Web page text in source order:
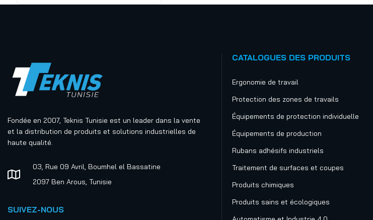
accessoires de dosages
de Travail
Ionisation et
Lean manufacturing et
management visuel
Outils et Équipements
Sièges et reposes pieds
Fondée en 2007, Teknis Tunisie est un leader dans la vente
et la distribution de produits et solutions industrielles de
haute qualité.
03, Rue 09 Avril, Boumhel el Bassatine
2097 Ben Arous, Tunisie
SUIVEZ-NOUS
CATALOGUES DES PRODUITS
Ergonomie de travail
Protection des zones de travails
Équipements de protection individuelle
Équipements de production
Rubans adhésifs industriels
Traitement de surfaces et coupes
Produits chimiques
Produits sains et écologiques